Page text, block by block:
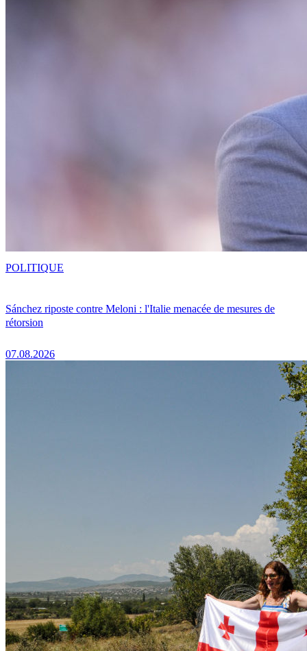
Sánchez riposte contre Meloni : l'Italie menacée de mesures de
rétorsion
07.08.2026
POLITIQUE